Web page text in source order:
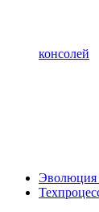
консолей
Эволюция